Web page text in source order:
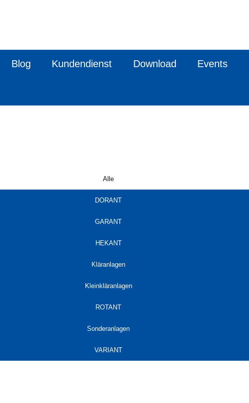
Blog Kundendienst Download Events
DORANT
GARANT
HEKANT
Kläranlagen
Kleinkläranlagen
ROTANT
Sonderanlagen
VARIANT
Alle